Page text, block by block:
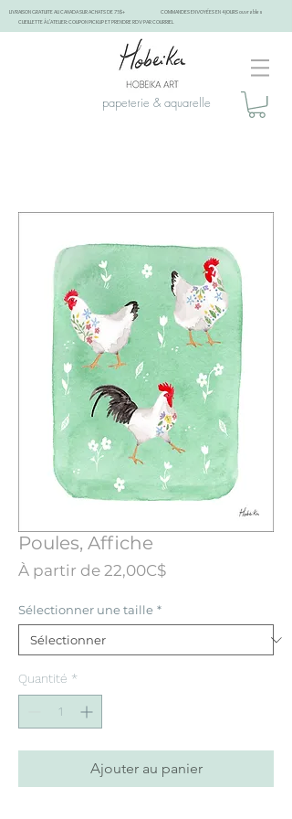
LIVRAISON GRATUITE AU CANADA SUR ACHATS DE 75$+
COMMANDES ENVOYÉES EN 4 JOURS ouvrables
CUEILLETTE À L'ATELIER: COUPON PICKUP ET PRENDRE RDV PAR COURRIEL
papeterie & aquarelle
Poules, Affiche
À partir de 22,00C$Prix
Sélectionner une taille *
Quantité *
Ajouter au panier